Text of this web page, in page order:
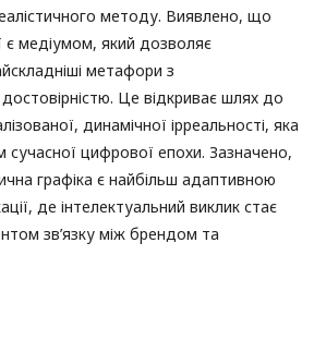
методу. Виявлено, що
є медіумом, який дозволяє
метафори з
Це відкриває шлях до
динамічної ірреальності, яка
сучасної цифрової епохи. Зазначено,
графіка є найбільш адаптивною
де інтелектуальний виклик стає
зв’язку між брендом та